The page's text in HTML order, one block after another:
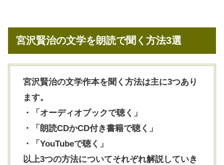
宮沢賢治の文学を朗読で聞く方法3選
宮沢賢治の文学作本を聞く方法は主に3つあり
ます。
・「オーディオブックで聴く」
・「朗読CDかCD付き書籍で聴く」
・「YouTubeで聴く」
以上3つの方法についてそれぞれ解説していき